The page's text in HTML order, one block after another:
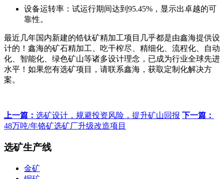
设备运转率：试运行期间达到95.45%，显示出卓越的可
靠性。
最近几年国内新建的锆钛矿精加工项目几乎都是由鑫海提供设
计的！鑫海的矿石精加工、吃干榨尽、精细化、流程化、自动
化、智能化、绿色矿山等诸多设计理念，已成为行业全球先进
水平！如果您有选矿项目，请联系鑫海，获取定制化解决方
案。
上一篇： 选矿设计，规避投资风险，提升矿山回报 下一篇：
48万吨/年铬矿选矿厂升级改造项目
选矿生产线
金矿